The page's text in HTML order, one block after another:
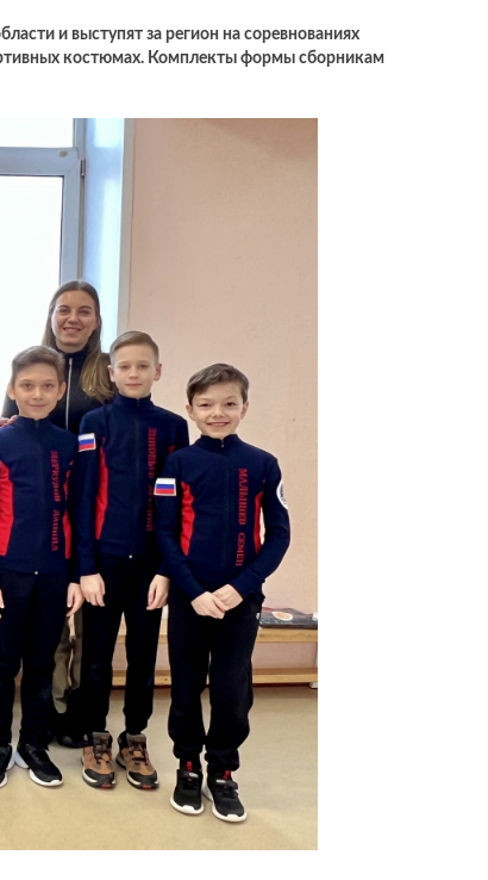
и выступят за регион на соревнованиях
костюмах. Комплекты формы сборникам